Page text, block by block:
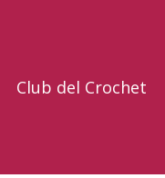
Club del Crochet